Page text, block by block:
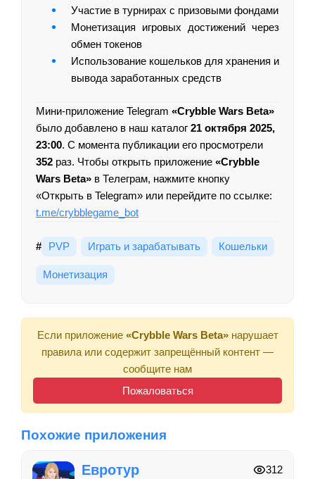
Участие в турнирах с призовыми фондами
Монетизация игровых достижений через
обмен токенов
Использование кошельков для хранения и
вывода заработанных средств
Мини-приложение Telegram «Crybble Wars Beta»
было добавлено в наш каталог 21 октября 2025,
23:00. С момента публикации его просмотрели
352 раз. Чтобы открыть приложение «Crybble
Wars Beta» в Телеграм, нажмите кнопку
«Открыть в Telegram» или перейдите по ссылке:
t.me/crybblegame_bot
# PVP Играть и зарабатывать Кошельки
Монетизация
Если приложение «Crybble Wars Beta»нарушает
правила или содержит запрещённый контент —
сообщите нам
Пожаловаться
Похожие приложения
Евротур 312